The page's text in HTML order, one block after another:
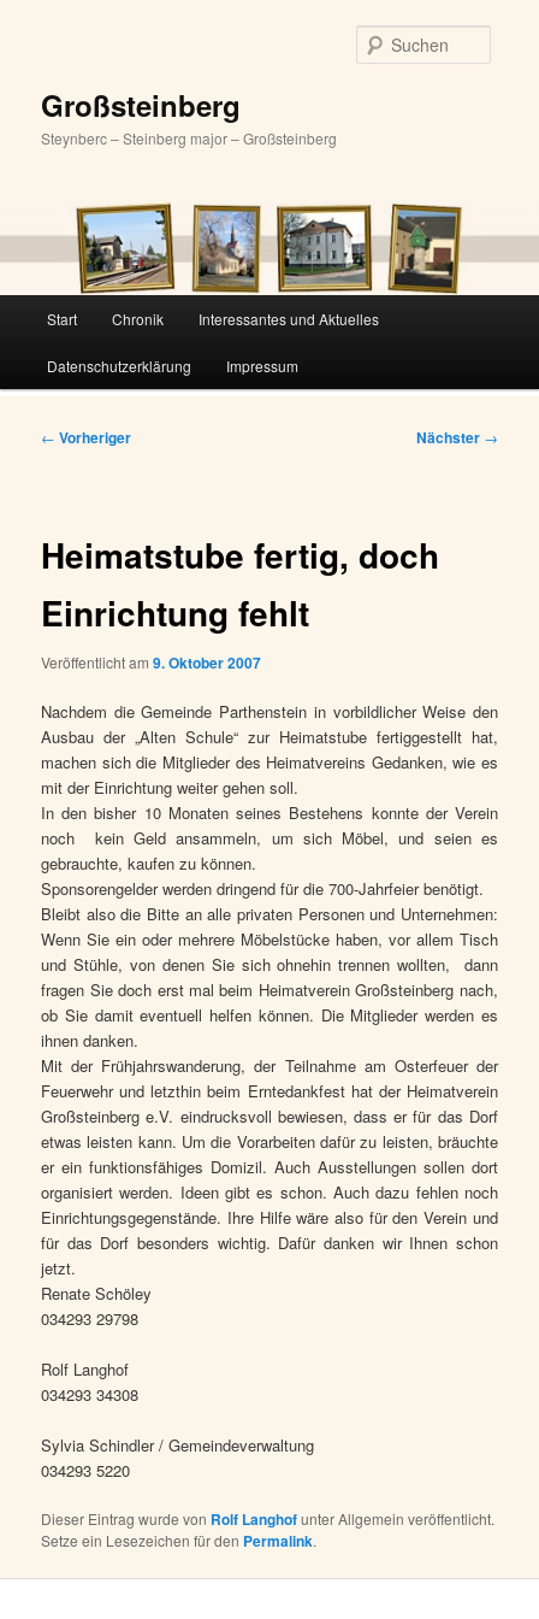
Großsteinberg
Steynberc – Steinberg major – Großsteinberg
Start Chronik Interessantes und Aktuelles
Datenschutzerklärung Impressum
Beitragsnavigation
← Vorheriger Nächster →
Heimatstube fertig, doch
Einrichtung fehlt
Veröffentlicht am9. Oktober 2007
Nachdem die Gemeinde Parthenstein in vorbildlicher Weise den
Ausbau der „Alten Schule“ zur Heimatstube fertiggestellt hat,
machen sich die Mitglieder des Heimatvereins Gedanken, wie es
mit der Einrichtung weiter gehen soll.
In den bisher 10 Monaten seines Bestehens konnte der Verein
noch
kein Geld ansammeln, um sich Möbel, und seien es
gebrauchte, kaufen zu können.
Sponsorengelder werden dringend für die 700-Jahrfeier benötigt.
Bleibt also die Bitte an alle privaten Personen und Unternehmen:
Wenn Sie ein oder mehrere Möbelstücke haben, vor allem Tisch
und Stühle, von denen Sie sich ohnehin trennen wollten,
dann
fragen Sie doch erst mal beim Heimatverein Großsteinberg nach,
ob Sie damit eventuell helfen können. Die Mitglieder werden es
ihnen danken.
Mit der Frühjahrswanderung, der Teilnahme am Osterfeuer der
Feuerwehr und letzthin beim Erntedankfest hat der Heimatverein
Großsteinberg e.V. eindrucksvoll bewiesen, dass er für das Dorf
etwas leisten kann. Um die Vorarbeiten dafür zu leisten, bräuchte
er ein funktionsfähiges Domizil. Auch Ausstellungen sollen dort
organisiert werden. Ideen gibt es schon. Auch dazu fehlen noch
Einrichtungsgegenstände. Ihre Hilfe wäre also für den Verein und
für das Dorf besonders wichtig. Dafür danken wir Ihnen schon
jetzt.
Renate Schöley
034293 29798
Rolf Langhof
034293 34308
Sylvia Schindler / Gemeindeverwaltung
034293 5220
Dieser Eintrag wurde von Rolf Langhofunter Allgemein veröffentlicht.
Setze ein Lesezeichen für den Permalink.